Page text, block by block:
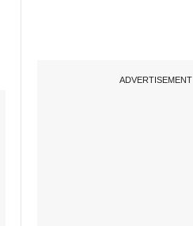
ADVERTISEMENT